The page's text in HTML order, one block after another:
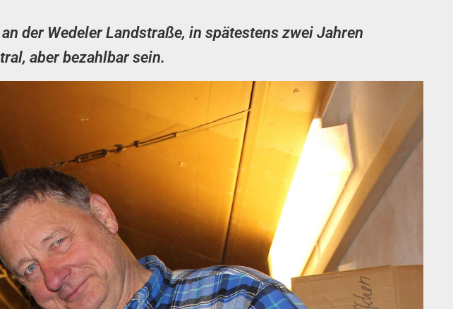
der Wedeler Landstraße, in spätestens zwei Jahren
aber bezahlbar sein.